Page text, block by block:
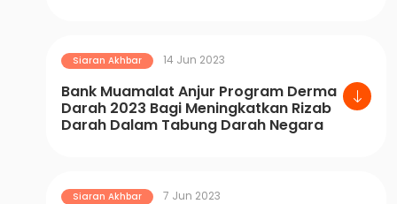
Siaran Akhbar 14 Jun 2023
Bank Muamalat Anjur Program Derma
Darah 2023 Bagi Meningkatkan Rizab
Darah Dalam Tabung Darah Negara
Siaran Akhbar 7 Jun 2023